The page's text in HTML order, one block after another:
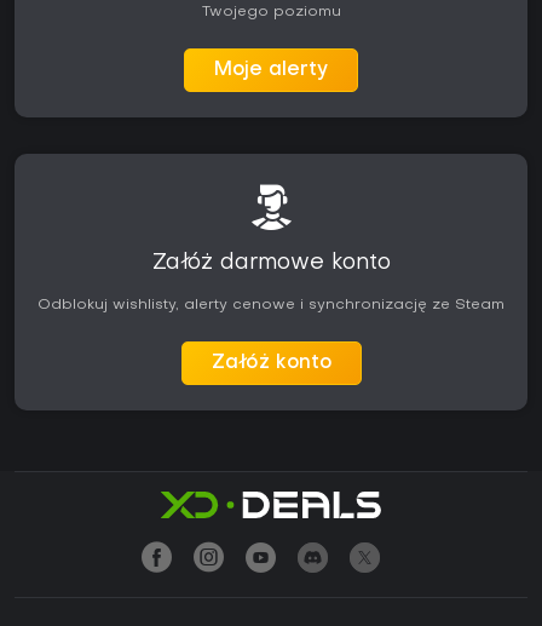
Twojego poziomu
Moje alerty
Załóż darmowe konto
Odblokuj wishlisty, alerty cenowe i synchronizację ze Steam
Załóż konto